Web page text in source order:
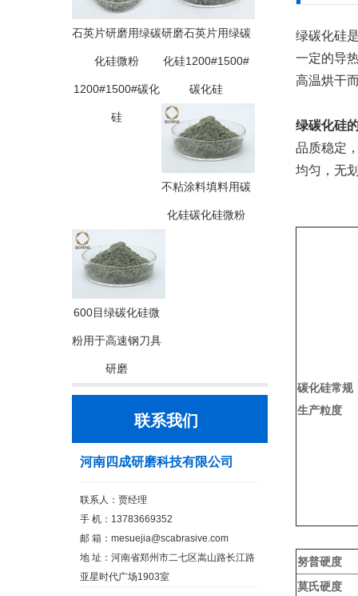
石英片研磨用绿碳
化硅微粉
1200#1500#碳化
硅
研磨石英片用绿碳
化硅1200#1500#
碳化硅
不粘涂料填料用碳
化硅碳化硅微粉
600目绿碳化硅微
粉用于高速钢刀具
研磨
联系我们
河南四成研磨科技有限公司
联系人：贾经理
手 机：13783669352
邮 箱： mesuejia@scabrasive.com
地 址：河南省郑州市二七区嵩山路长江路
亚星时代广场1903室
绿碳化硅
一定的导
高温烘干
绿碳化硅
品质稳定
均匀，无
碳化硅常规
生产粒度
努普硬度
莫氏硬度